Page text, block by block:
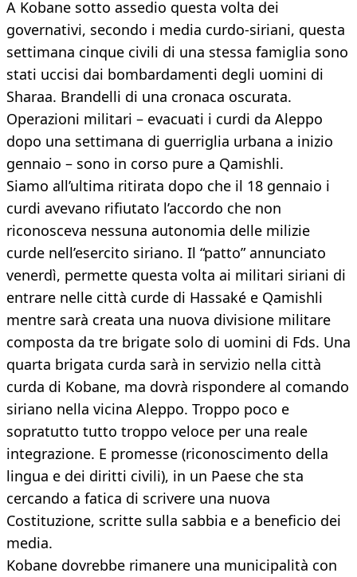
A Kobane sotto assedio questa volta dei
governativi, secondo i media curdo-siriani, questa
settimana cinque civili di una stessa famiglia sono
stati uccisi dai bombardamenti degli uomini di
Sharaa. Brandelli di una cronaca oscurata.
Operazioni militari – evacuati i curdi da Aleppo
dopo una settimana di guerriglia urbana a inizio
gennaio – sono in corso pure a Qamishli.
Siamo all’ultima ritirata dopo che il 18 gennaio i
curdi avevano rifiutato l’accordo che non
riconosceva nessuna autonomia delle milizie
curde nell’esercito siriano. Il “patto” annunciato
venerdì, permette questa volta ai militari siriani di
entrare nelle città curde di Hassaké e Qamishli
mentre sarà creata una nuova divisione militare
composta da tre brigate solo di uomini di Fds. Una
quarta brigata curda sarà in servizio nella città
curda di Kobane, ma dovrà rispondere al comando
siriano nella vicina Aleppo. Troppo poco e
sopratutto tutto troppo veloce per una reale
integrazione. E promesse (riconoscimento della
lingua e dei diritti civili), in un Paese che sta
cercando a fatica di scrivere una nuova
Costituzione, scritte sulla sabbia e a beneficio dei
media.
Kobane dovrebbe rimanere una municipalità con